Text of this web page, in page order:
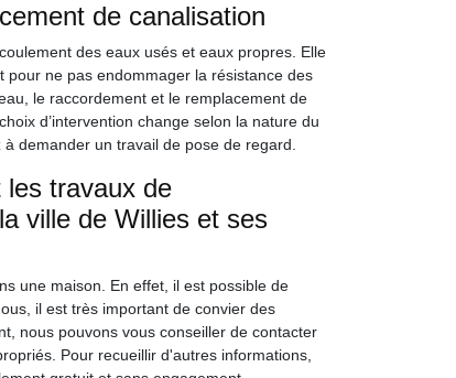
de canalisation
des eaux usés et eaux propres. Elle
ne pas endommager la résistance des
le raccordement et le remplacement de
d’intervention change selon la nature du
demander un travail de pose de regard.
les travaux de
ville de Willies et ses
une maison. En effet, il est possible de
il est très important de convier des
nous pouvons vous conseiller de contacter
Pour recueillir d'autres informations,